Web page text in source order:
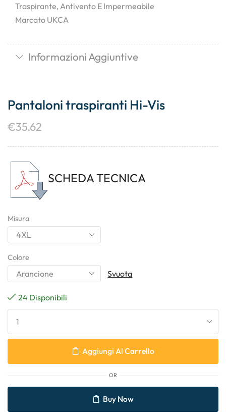
Traspirante, Antivento E Impermeabile
Marcato UKCA
Informazioni Aggiuntive
Pantaloni traspiranti Hi-Vis
€35.62
SCHEDA TECNICA
Misura
Colore
Svuota
24 Disponibili
Aggiungi Al Carrello
OR
Buy Now